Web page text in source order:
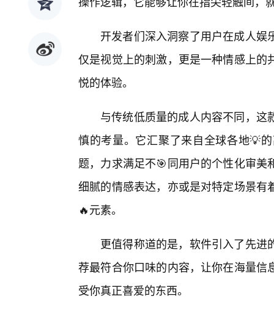
开发者们深入洞察了用户在成人
仅是视觉上的刺激，更是一种情感上
悦的体验。
与传统低质量的成人内容不同，
慎的考量。它汇聚了来自全球各地💡
题，力求满足不🎯同用户的个性化审
细腻的情感表达，亦或是对特定场景
🔥元素。
更值得称道的是，软件引入了先
荐最符合你口味的内容，让你在海量
受你真正喜爱的东西。